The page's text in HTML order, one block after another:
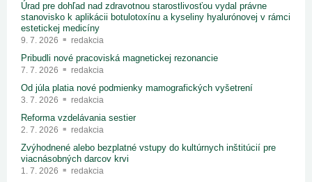
Úrad pre dohľad nad zdravotnou starostlivosťou vydal právne
stanovisko k aplikácii botulotoxínu a kyseliny hyalurónovej v rámci
estetickej medicíny
9. 7. 2026 redakcia
Pribudli nové pracoviská magnetickej rezonancie
7. 7. 2026 redakcia
Od júla platia nové podmienky mamografických vyšetrení
3. 7. 2026 redakcia
Reforma vzdelávania sestier
2. 7. 2026 redakcia
Zvýhodnené alebo bezplatné vstupy do kultúrnych inštitúcií pre
viacnásobných darcov krvi
1. 7. 2026 redakcia